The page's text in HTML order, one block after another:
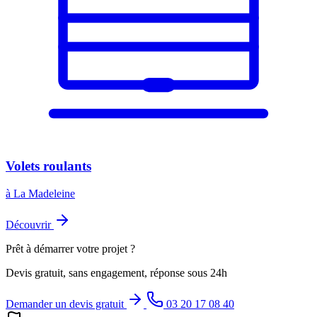
Volets roulants
à La Madeleine
Découvrir
Prêt à démarrer votre projet ?
Devis gratuit, sans engagement, réponse sous 24h
Demander un devis gratuit 03 20 17 08 40